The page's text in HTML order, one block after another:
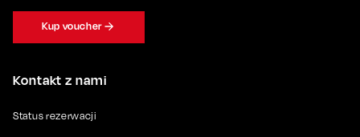
Kontakt z nami
Status rezerwacji
Kup voucher